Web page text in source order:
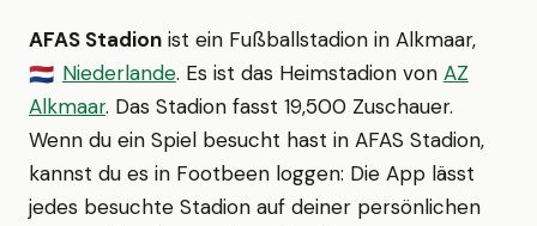
AFAS Stadion ist ein Fußballstadion in Alkmaar,
🇳🇱 Niederlande. Es ist das Heimstadion von AZ
Alkmaar. Das Stadion fasst 19,500 Zuschauer.
Wenn du ein Spiel besucht hast in AFAS Stadion,
kannst du es in Footbeen loggen: Die App lässt
jedes besuchte Stadion auf deiner persönlichen